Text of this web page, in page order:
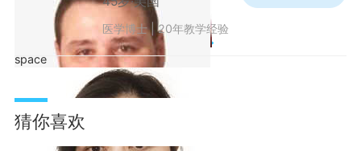
space
医学博士 | 20年教学经验
猜你喜欢